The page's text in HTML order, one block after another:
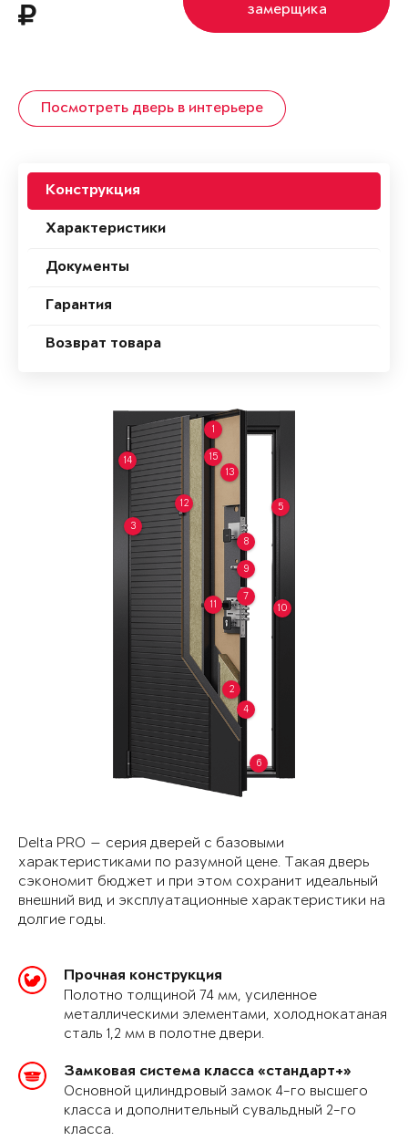
замерщика
Посмотреть дверь в интерьере
Конструкция
Характеристики
Документы
Гарантия
Возврат товара
1
2
3
4
5
6
7
8
9
10
11
12
13
14 15
Delta PRO — серия дверей с базовыми
характеристиками по разумной цене. Такая дверь
сэкономит бюджет и при этом сохранит идеальный
внешний вид и эксплуатационные характеристики на
долгие годы.
Прочная конструкция
Полотно толщиной 74 мм, усиленное
металлическими элементами, холоднокатаная
сталь 1,2 мм в полотне двери.
Замковая система класса «стандарт+»
Основной цилиндровый замок 4-го высшего
класса и дополнительный сувальдный 2-го
класса.